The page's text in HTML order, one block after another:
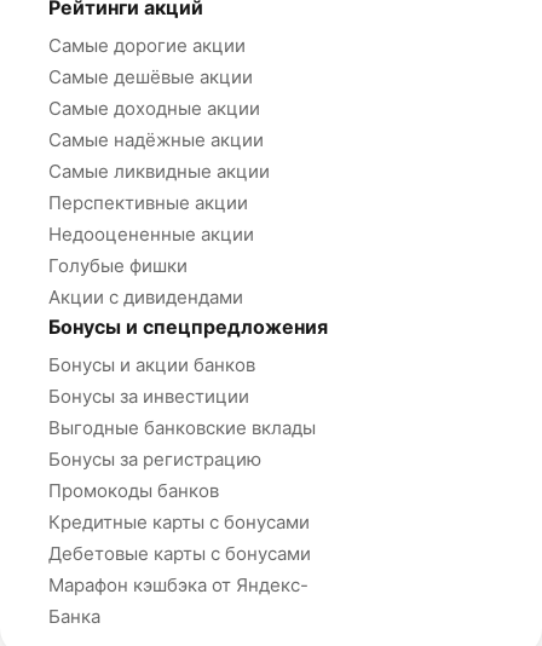
Рейтинги акций
Самые дорогие акции
Самые дешёвые акции
Самые доходные акции
Самые надёжные акции
Самые ликвидные акции
Перспективные акции
Недооцененные акции
Голубые фишки
Акции с дивидендами
Бонусы и спецпредложения
Бонусы и акции банков
Бонусы за инвестиции
Выгодные банковские вклады
Бонусы за регистрацию
Промокоды банков
Кредитные карты с бонусами
Дебетовые карты с бонусами
Марафон кэшбэка от Яндекс-
Банка